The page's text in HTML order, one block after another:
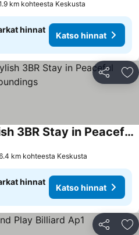
km kohteesta Keskusta
hinnat
Katso hinnat
Jaa
Guestly Homes - Stylish 3BR Stay in Peaceful Surroundings
km kohteesta Keskusta
hinnat
Katso hinnat
Jaa